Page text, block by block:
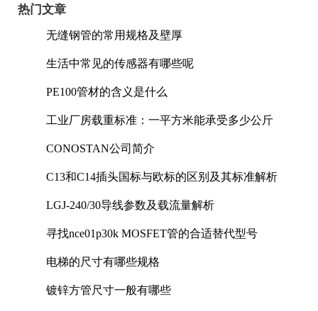
热门文章
无缝钢管的常用规格及壁厚
生活中常见的传感器有哪些呢
PE100管材的含义是什么
工业厂房载重标准：一平方米能承受多少公斤
CONOSTAN公司简介
C13和C14插头国标与欧标的区别及其标准解析
LGJ-240/30导线参数及载流量解析
寻找nce01p30k MOSFET管的合适替代型号
电梯的尺寸有哪些规格
镀锌方管尺寸一般有哪些